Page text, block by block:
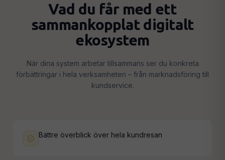
Vad du får med ett
sammankopplat digitalt
ekosystem
När dina system arbetar tillsammans ser du konkreta
förbättringar i hela verksamheten – från marknadsföring till
kundservice.
Bättre överblick över hela kundresan